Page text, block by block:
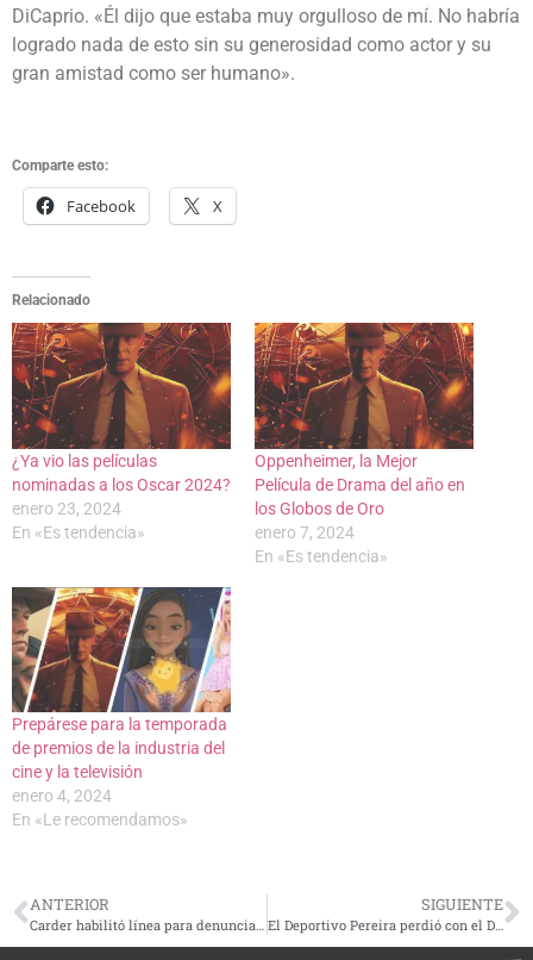
DiCaprio. «Él dijo que estaba muy orgulloso de mí. No habría
logrado nada de esto sin su generosidad como actor y su
gran amistad como ser humano».
Comparte esto:
Facebook X
Relacionado
¿Ya vio las películas
nominadas a los Oscar 2024?
enero 23, 2024
En «Es tendencia»
Oppenheimer, la Mejor
Película de Drama del año en
los Globos de Oro
enero 7, 2024
En «Es tendencia»
Prepárese para la temporada
de premios de la industria del
cine y la televisión
enero 4, 2024
En «Le recomendamos»
ANTERIOR SIGUIENTE
El Deportivo Pereira perdió con el DIM y se hunde en la tabla de posiciones